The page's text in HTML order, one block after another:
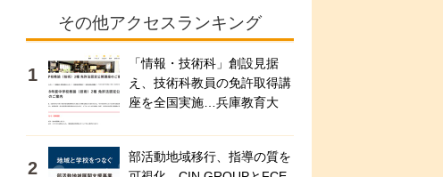
その他アクセスランキング
「情報・技術科」創設見据
え、技術科教員の免許取得講
座を全国実施…兵庫教育大
部活動地域移行、指導の質を